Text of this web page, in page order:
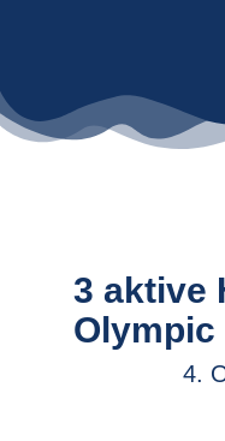
3 aktive
Olympic
4.